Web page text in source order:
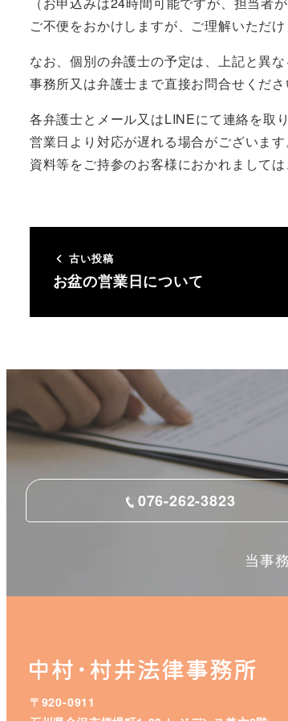
ご不便をおかけしますが、ご理解いただけ
なお、個別の弁護士の予定は、上記と異な
事務所又は弁護士まで直接お問合せくださ
各弁護士とメール又はLINEにて連絡を取
営業日より対応が遅れる場合がございます
資料等をご持参のお客様におかれまして
古い投稿
お盆の営業日について
076-262-3823
当事
〒920-0911